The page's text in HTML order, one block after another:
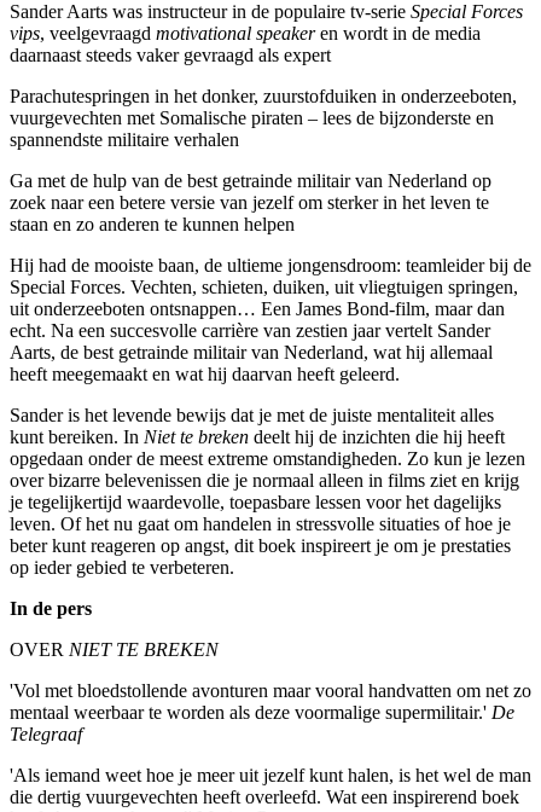
Sander Aarts was instructeur in de populaire tv-serie Special Forces
vips, veelgevraagd motivational speakeren wordt in de media
daarnaast steeds vaker gevraagd als expert
Parachutespringen in het donker, zuurstofduiken in onderzeeboten,
vuurgevechten met Somalische piraten – lees de bijzonderste en
spannendste militaire verhalen
Ga met de hulp van de best getrainde militair van Nederland op
zoek naar een betere versie van jezelf om sterker in het leven te
staan en zo anderen te kunnen helpen
Hij had de mooiste baan, de ultieme jongensdroom: teamleider bij de
Special Forces. Vechten, schieten, duiken, uit vliegtuigen springen,
uit onderzeeboten ontsnappen… Een James Bond-film, maar dan
echt. Na een succesvolle carrière van zestien jaar vertelt Sander
Aarts, de best getrainde militair van Nederland, wat hij allemaal
heeft meegemaakt en wat hij daarvan heeft geleerd.
Sander is het levende bewijs dat je met de juiste mentaliteit alles
kunt bereiken. In Niet te breken deelt hij de inzichten die hij heeft
opgedaan onder de meest extreme omstandigheden. Zo kun je lezen
over bizarre belevenissen die je normaal alleen in films ziet en krijg
je tegelijkertijd waardevolle, toepasbare lessen voor het dagelijks
leven. Of het nu gaat om handelen in stressvolle situaties of hoe je
beter kunt reageren op angst, dit boek inspireert je om je prestaties
op ieder gebied te verbeteren.
In de pers
OVER NIET TE BREKEN
'Vol met bloedstollende avonturen maar vooral handvatten om net zo
mentaal weerbaar te worden als deze voormalige supermilitair.' De
Telegraaf
'Als iemand weet hoe je meer uit jezelf kunt halen, is het wel de man
die dertig vuurgevechten heeft overleefd. Wat een inspirerend boek